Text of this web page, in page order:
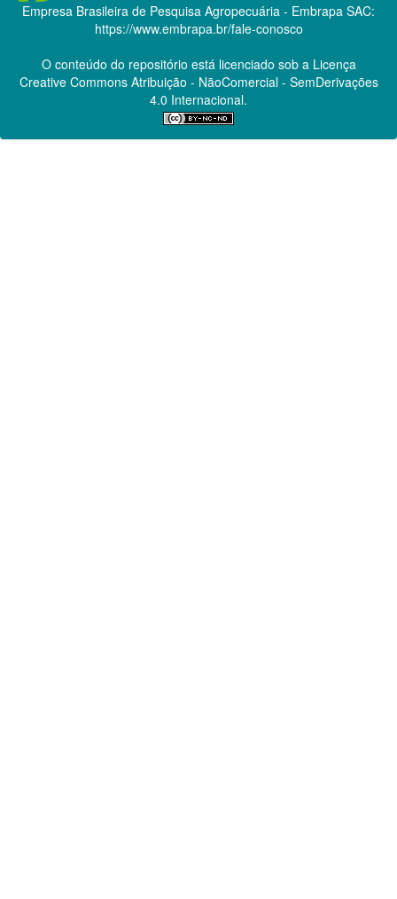
Empresa Brasileira de Pesquisa Agropecuária - Embrapa SAC:
https://www.embrapa.br/fale-conosco
O conteúdo do repositório está licenciado sob a Licença
Creative CommonsAtribuição - NãoComercial - SemDerivações
4.0 Internacional.